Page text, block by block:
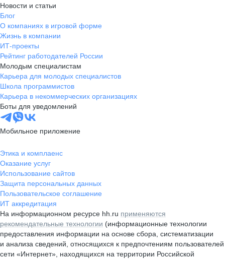
Новости и статьи
Блог
О компаниях в игровой форме
Жизнь в компании
ИТ-проекты
Рейтинг работодателей России
Молодым специалистам
Карьера для молодых специалистов
Школа программистов
Карьера в некоммерческих организациях
Боты для уведомлений
Мобильное приложение
Этика и комплаенс
Оказание услуг
Использование сайтов
Защита персональных данных
Пользовательское соглашение
ИТ аккредитация
На информационном ресурсе hh.ru применяются
рекомендательные технологии (информационные технологии
предоставления информации на основе сбора, систематизации
и анализа сведений, относящихся к предпочтениям пользователей
сети «Интернет», находящихся на территории Российской